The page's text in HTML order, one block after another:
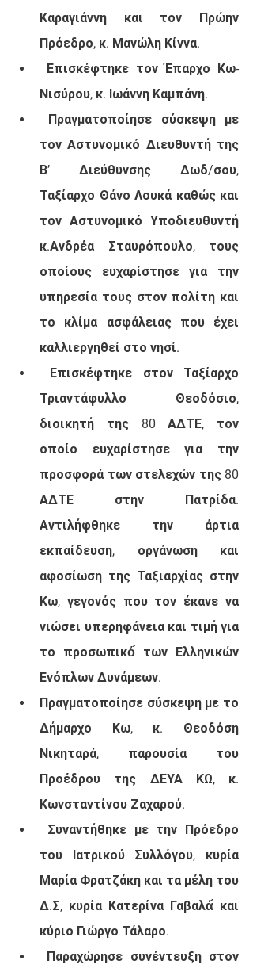
Καραγιάννη και τον Πρώην
Πρόεδρο, κ. Μανώλη Κίννα.
Νισύρου, κ. Ιωάννη Καμπάνη.
τον Αστυνομικό Διευθυντή της
Β’ Διεύθυνσης Δωδ/σου,
Ταξίαρχο Θάνο Λουκά καθώς και
τον Αστυνομικό Υποδιευθυντή
κ.Ανδρέα Σταυρόπουλο, τους
οποίους ευχαρίστησε για την
υπηρεσία τους στον πολίτη και
το κλίμα ασφάλειας που έχει
καλλιεργηθεί στο νησί.
Τριαντάφυλλο Θεοδόσιο,
διοικητή της 80 ΑΔΤΕ, τον
οποίο ευχαρίστησε για την
προσφορά των στελεχών της 80
ΑΔΤΕ στην Πατρίδα.
Αντιλήφθηκε την άρτια
εκπαίδευση, οργάνωση και
αφοσίωση της Ταξιαρχίας στην
Κω, γεγονός που τον έκανε να
νιώσει υπερηφάνεια και τιμή για
το προσωπικό́ των Ελληνικών
Ενόπλων Δυνάμεων.
Πραγματοποίησε σύσκεψη με το
Δήμαρχο Κω, κ. Θεοδόση
Νικηταρά, παρουσία του
Προέδρου της ΔΕΥΑ ΚΩ, κ.
Κωνσταντίνου Ζαχαρού.
του Ιατρικού Συλλόγου, κυρία
Μαρία Φρατζάκη και τα μέλη του
Δ.Σ, κυρία Κατερίνα Γαβαλά́ και
κύριο Γιώργο Τάλαρο.